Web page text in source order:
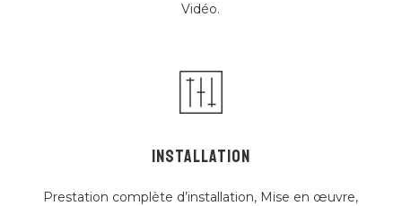
Vidéo.
INSTALLATION
Prestation complète d’installation, Mise en œuvre,